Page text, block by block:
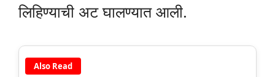
लिहिण्याची अट घालण्यात आली.
Also Read